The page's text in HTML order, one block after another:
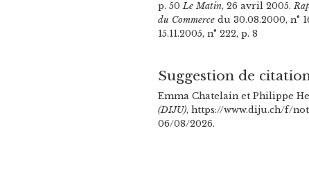
p. 50Le Matin, 26 avril 2005.
du Commerce du 30.08.2000, n°
15.11.2005, n° 222, p. 8
Suggestion de
Emma Chatelain et Philippe
(DIJU), https://www.diju.ch/f/
06/08/2026.